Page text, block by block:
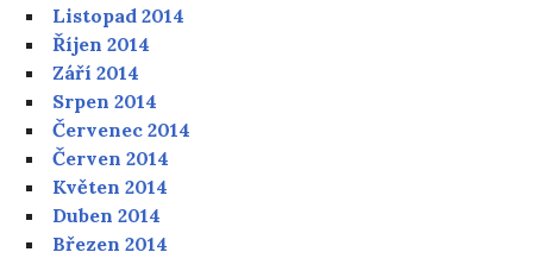
Listopad 2014
Říjen 2014
Září 2014
Srpen 2014
Červenec 2014
Červen 2014
Květen 2014
Duben 2014
Březen 2014